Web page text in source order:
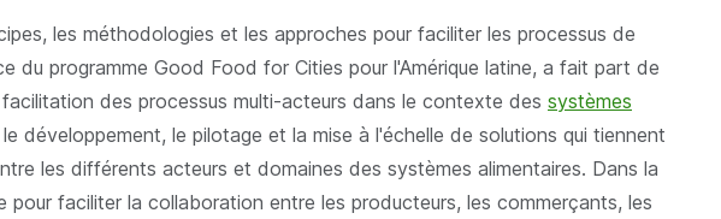
les méthodologies et les approches pour faciliter les processus de
du programme Good Food for Cities pour l'Amérique latine, a fait part de
des processus multi-acteurs dans le contexte des systèmes
le développement, le pilotage et la mise à l'échelle de solutions qui tiennent
les différents acteurs et domaines des systèmes alimentaires. Dans la
faciliter la collaboration entre les producteurs, les commerçants, les